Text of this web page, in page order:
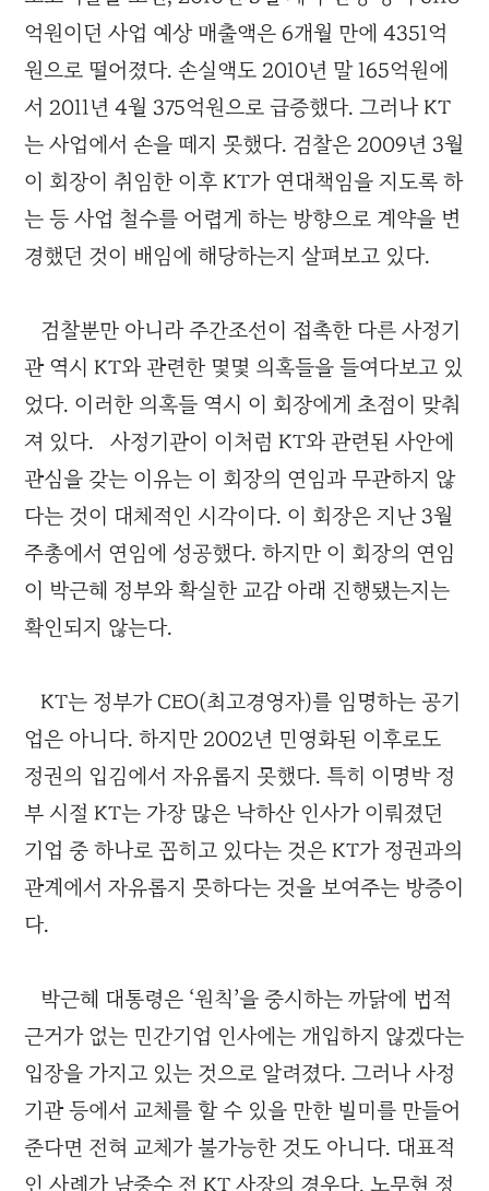
억원이던 사업 예상 매출액은 6개월 만에 4351억
원으로 떨어졌다. 손실액도 2010년 말 165억원에
서 2011년 4월 375억원으로 급증했다. 그러나 KT
는 사업에서 손을 떼지 못했다. 검찰은 2009년 3월
이 회장이 취임한 이후 KT가 연대책임을 지도록 하
는 등 사업 철수를 어렵게 하는 방향으로 계약을 변
경했던 것이 배임에 해당하는지 살펴보고 있다.
검찰뿐만 아니라 주간조선이 접촉한 다른 사정기
관 역시 KT와 관련한 몇몇 의혹들을 들여다보고 있
었다. 이러한 의혹들 역시 이 회장에게 초점이 맞춰
져 있다. 사정기관이 이처럼 KT와 관련된 사안에
관심을 갖는 이유는 이 회장의 연임과 무관하지 않
다는 것이 대체적인 시각이다. 이 회장은 지난 3월
주총에서 연임에 성공했다. 하지만 이 회장의 연임
이 박근혜 정부와 확실한 교감 아래 진행됐는지는
확인되지 않는다.
KT는 정부가 CEO(최고경영자)를 임명하는 공기
업은 아니다. 하지만 2002년 민영화된 이후로도
정권의 입김에서 자유롭지 못했다. 특히 이명박 정
부 시절 KT는 가장 많은 낙하산 인사가 이뤄졌던
기업 중 하나로 꼽히고 있다는 것은 KT가 정권과의
관계에서 자유롭지 못하다는 것을 보여주는 방증이
다.
박근혜 대통령은 ‘원칙’을 중시하는 까닭에 법적
근거가 없는 민간기업 인사에는 개입하지 않겠다는
입장을 가지고 있는 것으로 알려졌다. 그러나 사정
기관 등에서 교체를 할 수 있을 만한 빌미를 만들어
준다면 전혀 교체가 불가능한 것도 아니다. 대표적
인 사례가 남중수 전 KT 사장의 경우다. 노무현 정